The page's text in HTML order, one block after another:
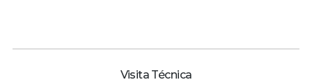
Visita Técnica